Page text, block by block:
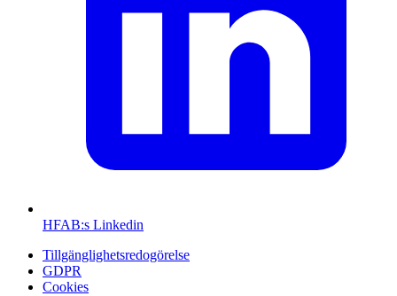
HFAB:s Linkedin
Tillgänglighetsredogörelse
GDPR
Cookies